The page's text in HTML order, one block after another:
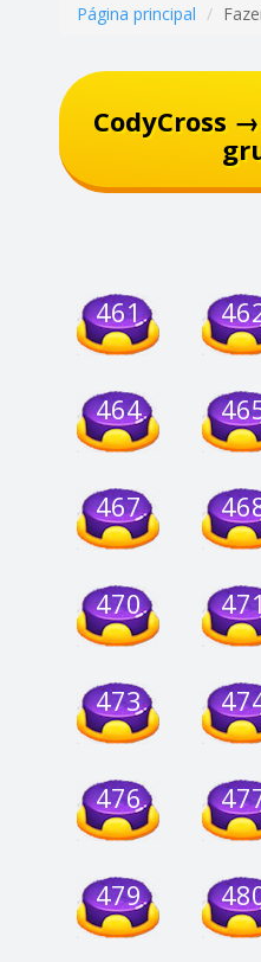
Página principal
CodyCross
461
464
467
470
473
476
479